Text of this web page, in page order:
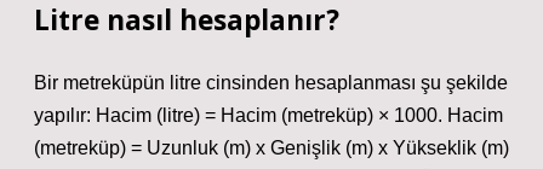
Litre nasıl hesaplanır?
Bir metreküpün litre cinsinden hesaplanması şu şekilde
yapılır: Hacim (litre) = Hacim (metreküp) × 1000. Hacim
(metreküp) = Uzunluk (m) x Genişlik (m) x Yükseklik (m)